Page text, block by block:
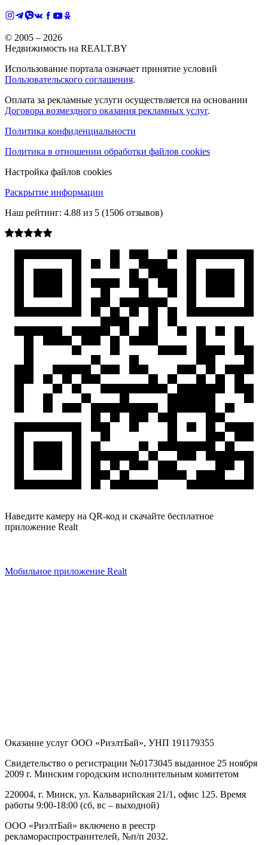
© 2005 – 2026
Недвижимость на REALT.BY
Использование портала означает принятие условий
Пользовательского соглашения.
Оплата за рекламные услуги осуществляется на основании
Договора возмездного оказания рекламных услуг.
Политика конфиденциальности
Политика в отношении обработки файлов cookies
Настройка файлов cookies
Раскрытие информации
Наш рейтинг: 4.88 из 5 (1506 отзывов)
Наведите камеру на QR-код и скачайте бесплатное
приложение Realt
Мобильное приложение Realt
Оказание услуг ООО «РиэлтБай», УНП 191179355
Свидетельство о регистрации №0173045 выданное 25 ноября
2009 г. Минским городским исполнительным комитетом
220004, г. Минск, ул. Кальварийская 21/1, офис 125. Время
работы 9:00-18:00 (сб, вс – выходной)
ООО «РиэлтБай» включено в реестр
рекламораспространителей, №п/п 2032.